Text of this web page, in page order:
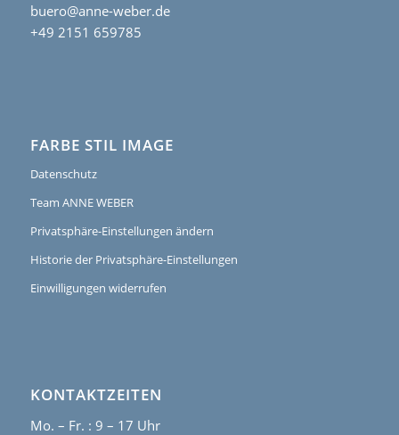
buero@anne-weber.de
+49 2151 659785
FARBE STIL IMAGE
Datenschutz
Team ANNE WEBER
Privatsphäre-Einstellungen ändern
Historie der Privatsphäre-Einstellungen
Einwilligungen widerrufen
KONTAKTZEITEN
Mo. – Fr. : 9 – 17 Uhr